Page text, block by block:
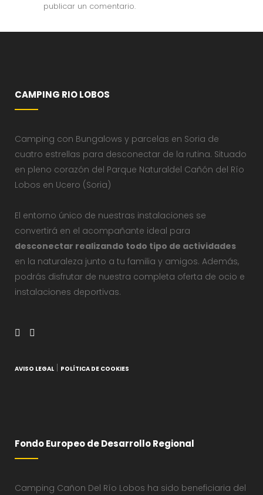
publicar un comentario.
CAMPING RIO LOBOS
Camping con Bungalows y parcelas en Soria de
cuatro estrellas para desconectar de la rutina. Situado
en pleno corazón del Parque Naturaldel Cañón del Río
Lobos en Ucero (Soria)
El entorno único de nuestras instalaciones se
convertirá en el acompañante ideal para
desconectar realizando todo tipo de actividades
en la naturaleza junto a tu familia y amigos. Además,
podrás disfrutar de nuestra completa oferta de ocio e
instalaciones deportivas.
AVISO LEGAL POLÍTICA DE COOKIES
Fondo Europeo de Desarrollo Regional
Camping Cañon Del Río Lobos ha sido beneficiaria del